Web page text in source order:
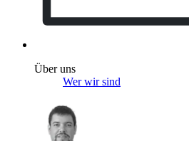
Über uns
Wer wir sind